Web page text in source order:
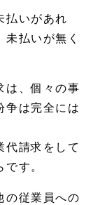
払いがあれ
払いが無く
は、個々の事
争は完全には
代請求をして
す。
の従業員への